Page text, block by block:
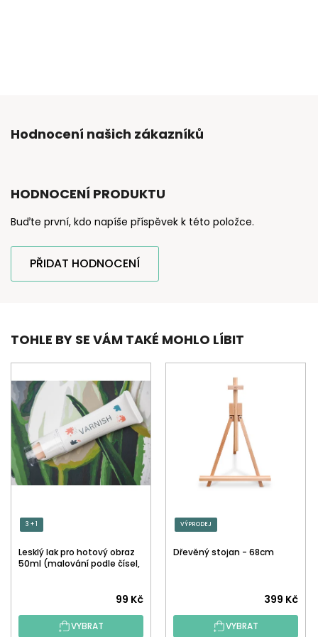
Hodnocení našich zákazníků
HODNOCENÍ PRODUKTU
Buďte první, kdo napíše příspěvek k této položce.
PŘIDAT HODNOCENÍ
TOHLE BY SE VÁM TAKÉ MOHLO LÍBIT
3 + 1
Lesklý lak pro hotový obraz
50ml (malování podle čísel,
hodnocení
produktu
99 Kč
VYBRAT
VÝPRODEJ
Dřevěný stojan - 68cm
399 Kč
VYBRAT